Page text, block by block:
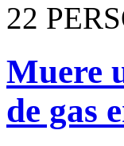
22
Muere
de gas